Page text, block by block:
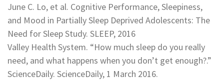
June C. Lo, et al. Cognitive Performance, Sleepiness,
and Mood in Partially Sleep Deprived Adolescents: The
Need for Sleep Study. SLEEP, 2016
Valley Health System. “How much sleep do you really
need, and what happens when you don’t get enough?.”
ScienceDaily. ScienceDaily, 1 March 2016.